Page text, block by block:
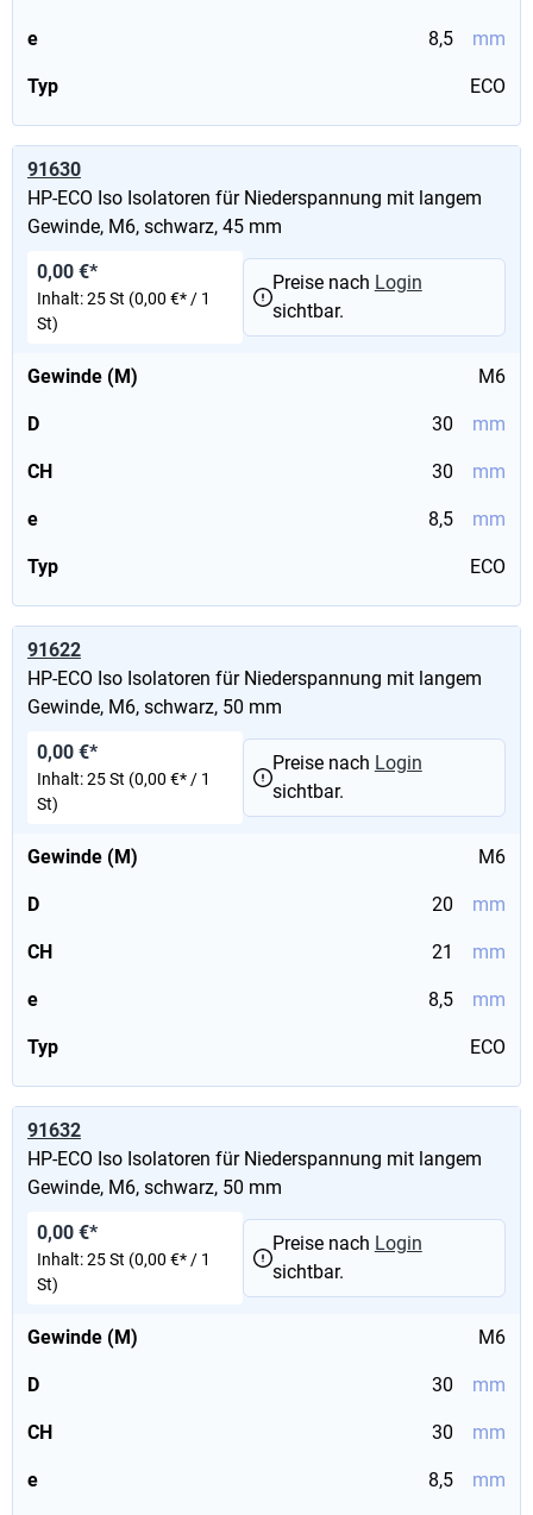
e 8,5 mm
Typ ECO
91630
HP-ECO Iso Isolatoren für Niederspannung mit langem
Gewinde, M6, schwarz, 45 mm
Gewinde (M) M6
D 30 mm
CH 30 mm
e 8,5 mm
Typ ECO
0,00 €*
Inhalt:25 St (0,00 €* / 1
St)
Preise nach Login
sichtbar.
91622
HP-ECO Iso Isolatoren für Niederspannung mit langem
Gewinde, M6, schwarz, 50 mm
Gewinde (M) M6
D 20 mm
CH 21 mm
e 8,5 mm
Typ ECO
0,00 €*
Inhalt:25 St (0,00 €* / 1
St)
Preise nach Login
sichtbar.
91632
HP-ECO Iso Isolatoren für Niederspannung mit langem
Gewinde, M6, schwarz, 50 mm
Gewinde (M) M6
D 30 mm
CH 30 mm
e 8,5 mm
0,00 €*
Inhalt:25 St (0,00 €* / 1
St)
Preise nach Login
sichtbar.